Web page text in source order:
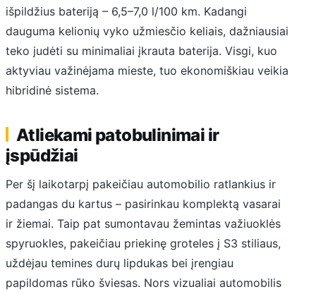
išpildžius bateriją – 6,5–7,0 l/100 km. Kadangi
dauguma kelionių vyko užmiesčio keliais, dažniausiai
teko judėti su minimaliai įkrauta baterija. Visgi, kuo
aktyviau važinėjama mieste, tuo ekonomiškiau veikia
hibridinė sistema.
Atliekami patobulinimai ir
įspūdžiai
Per šį laikotarpį pakeičiau automobilio ratlankius ir
padangas du kartus – pasirinkau komplektą vasarai
ir žiemai. Taip pat sumontavau žemintas važiuoklės
spyruokles, pakeičiau priekinę groteles į S3 stiliaus,
uždėjau temines durų lipdukas bei įrengiau
papildomas rūko šviesas. Nors vizualiai automobilis